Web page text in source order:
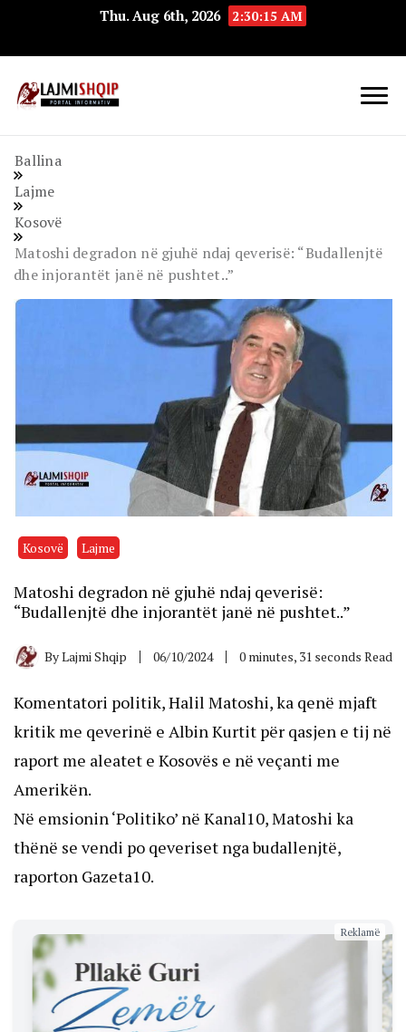
Thu. Aug 6th, 2026 2:30:16 AM
Ballina
Lajme
Kosovë
Matoshi degradon në gjuhë ndaj qeverisë: “Budallenjtë
dhe injorantët janë në pushtet..”
Kosovë Lajme
Matoshi degradon në gjuhë ndaj qeverisë:
“Budallenjtë dhe injorantët janë në pushtet..”
ByLajmi Shqip 06/10/2024 0 minutes, 31 seconds Read
Komentatori politik, Halil Matoshi, ka qenë mjaft
kritik me qeverinë e Albin Kurtit për qasjen e tij në
raport me aleatet e Kosovës e në veçanti me
Amerikën.
Në emsionin ‘Politiko’ në Kanal10, Matoshi ka
thënë se vendi po qeveriset nga budallenjtë,
raporton Gazeta10.
Reklamë